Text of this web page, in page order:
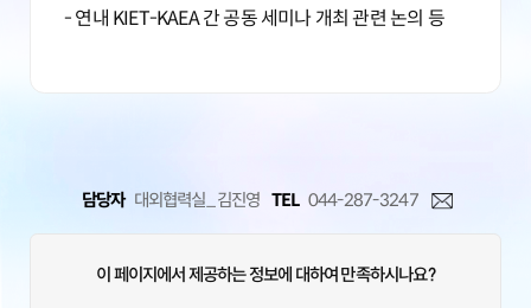
- 연내 KIET-KAEA 간 공동 세미나 개최 관련 논의 등
담당자 대외협력실_ 김진영 TEL 044-287-3247
이 페이지에서 제공하는 정보에 대하여 만족하시나요?